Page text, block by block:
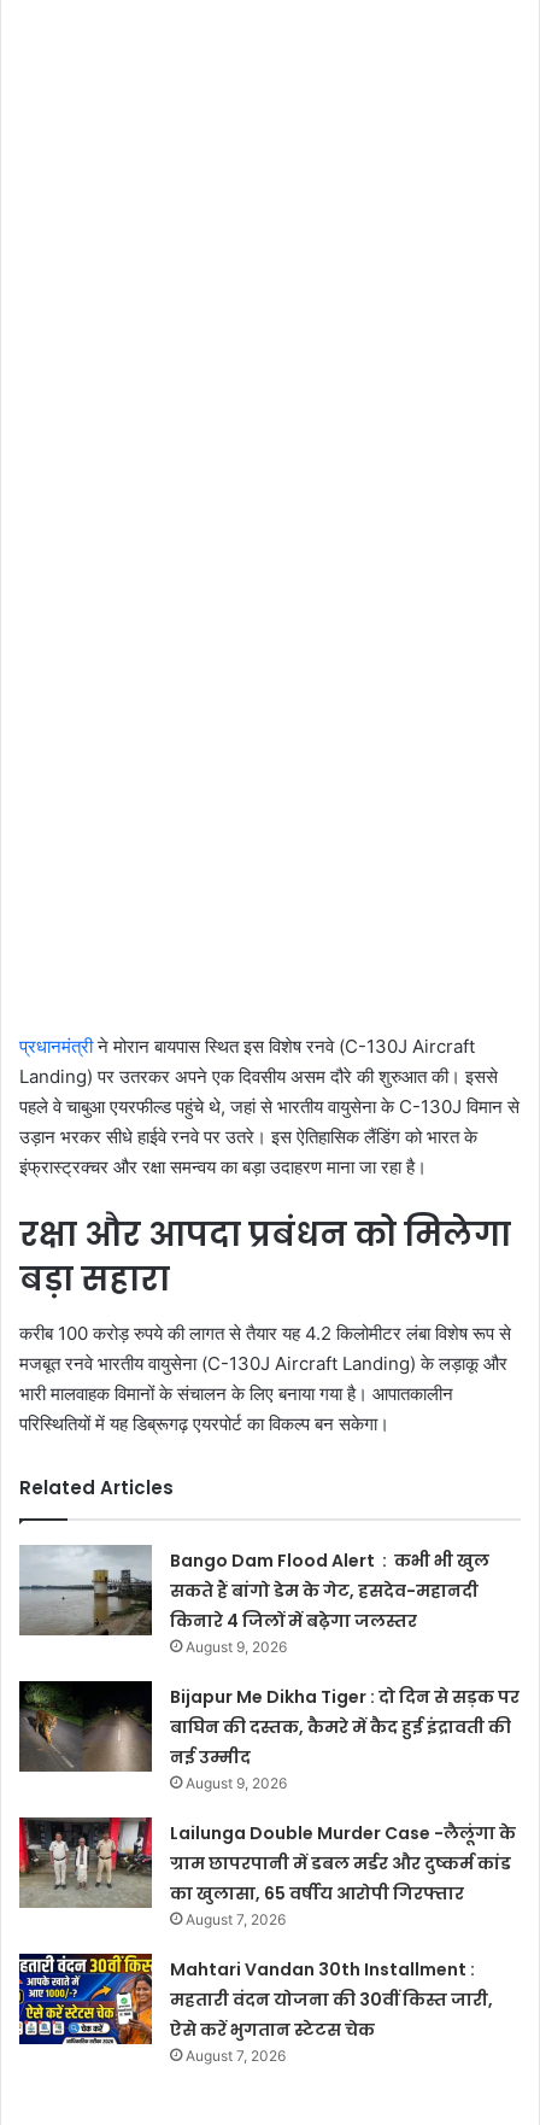
प्रधानमंत्रीने मोरान बायपास स्थित इस विशेष रनवे (C-130J Aircraft
Landing) पर उतरकर अपने एक दिवसीय असम दौरे की शुरुआत की। इससे
पहले वे चाबुआ एयरफील्ड पहुंचे थे, जहां से भारतीय वायुसेना के C-130J विमान से
उड़ान भरकर सीधे हाईवे रनवे पर उतरे। इस ऐतिहासिक लैंडिंग को भारत के
इंफ्रास्ट्रक्चर और रक्षा समन्वय का बड़ा उदाहरण माना जा रहा है।
रक्षा और आपदा प्रबंधन को मिलेगा
बड़ा सहारा
करीब 100 करोड़ रुपये की लागत से तैयार यह 4.2 किलोमीटर लंबा विशेष रूप से
मजबूत रनवे भारतीय वायुसेना (C-130J Aircraft Landing) के लड़ाकू और
भारी मालवाहक विमानों के संचालन के लिए बनाया गया है। आपातकालीन
परिस्थितियों में यह डिब्रूगढ़ एयरपोर्ट का विकल्प बन सकेगा।
Related Articles
Bango Dam Flood Alert : कभी भी खुल
सकते हैं बांगो डेम के गेट, हसदेव-महानदी
किनारे 4 जिलों में बढ़ेगा जलस्तर
August 9, 2026
Bijapur Me Dikha Tiger : दो दिन से सड़क पर
बाघिन की दस्तक, कैमरे में कैद हुई इंद्रावती की
नई उम्मीद
August 9, 2026
Lailunga Double Murder Case -लैलूंगा के
ग्राम छापरपानी में डबल मर्डर और दुष्कर्म कांड
का खुलासा, 65 वर्षीय आरोपी गिरफ्तार
August 7, 2026
Mahtari Vandan 30th Installment :
महतारी वंदन योजना की 30वीं किस्त जारी,
ऐसे करें भुगतान स्टेटस चेक
August 7, 2026